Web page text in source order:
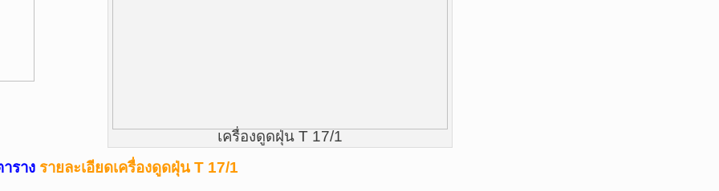
เครื่องดูดฝุ่น T 17/1
ราง รายละเอียดเครื่องดูดฝุ่น T 17/1